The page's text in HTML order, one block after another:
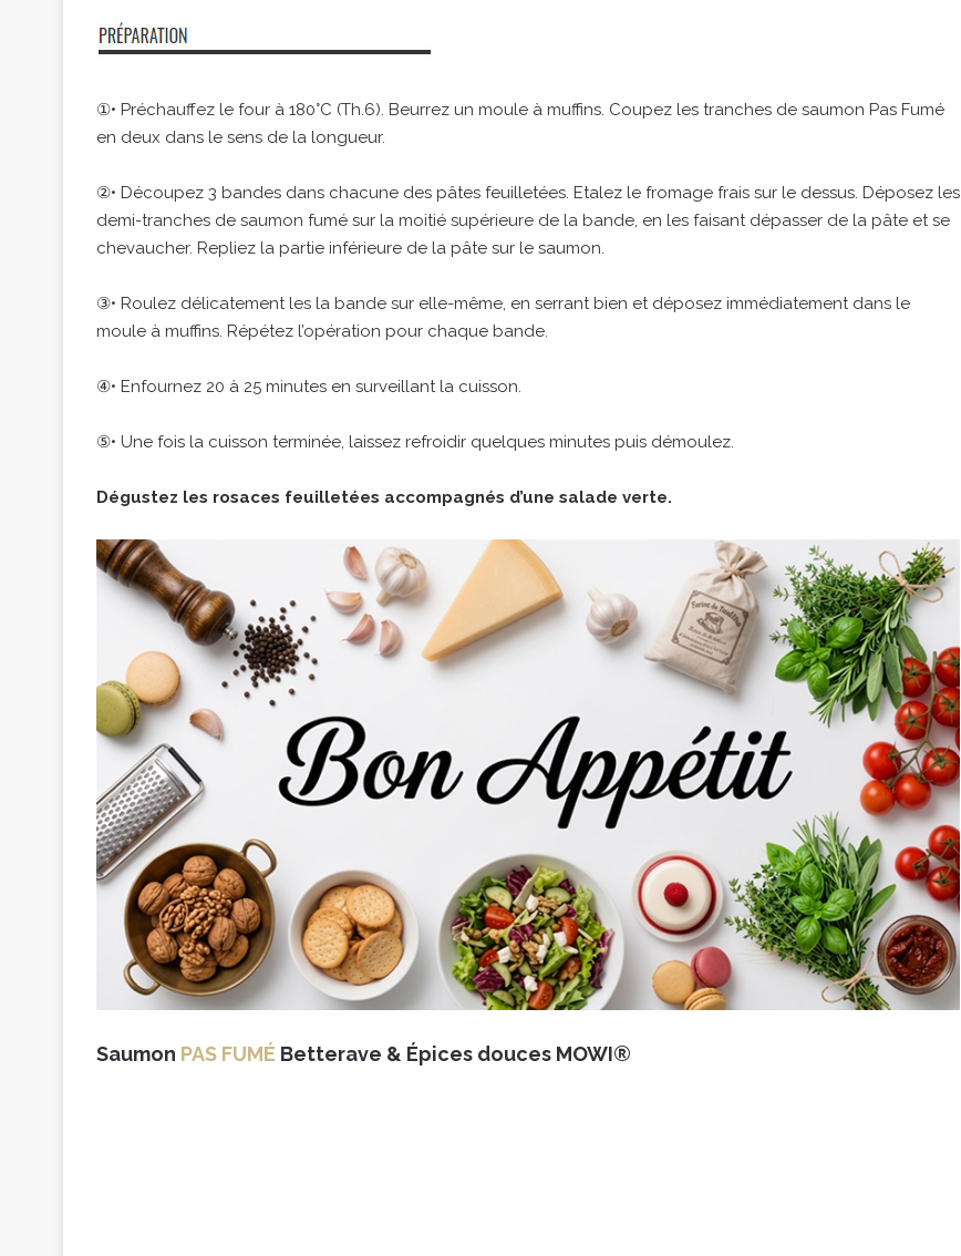
①• Préchauffez le four à 180°C (Th.6). Beurrez un moule à muffins. Coupez les tranches de saumon Pas Fumé
en deux dans le sens de la longueur.
②• Découpez 3 bandes dans chacune des pâtes feuilletées. Etalez le fromage frais sur le dessus. Déposez les
demi-tranches de saumon fumé sur la moitié supérieure de la bande, en les faisant dépasser de la pâte et se
chevaucher. Repliez la partie inférieure de la pâte sur le saumon.
③• Roulez délicatement les la bande sur elle-même, en serrant bien et déposez immédiatement dans le
moule à muffins. Répétez l’opération pour chaque bande.
④• Enfournez 20 à 25 minutes en surveillant la cuisson.
⑤• Une fois la cuisson terminée, laissez refroidir quelques minutes puis démoulez.
Dégustez les rosaces feuilletées accompagnés d’une salade verte.
Saumon PAS FUMÉ Betterave & Épices douces MOWI®